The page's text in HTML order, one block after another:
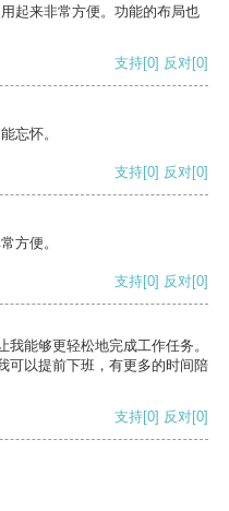
起来非常方便。功能的布局也
支持[0] 反对[0]
忘怀。
支持[0] 反对[0]
方便。
支持[0] 反对[0]
能够更轻松地完成工作任务。
可以提前下班，有更多的时间陪
支持[0] 反对[0]